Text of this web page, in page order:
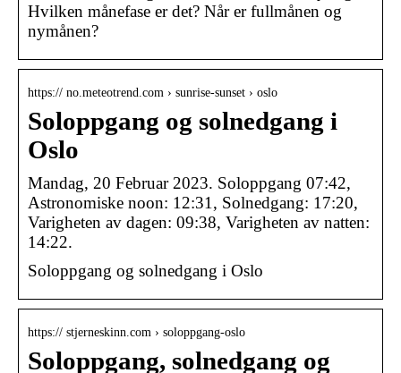
Hvilken månefase er det? Når er fullmånen og
nymånen?
https:// no.meteotrend.com › sunrise-sunset › oslo
Soloppgang og solnedgang i
Oslo
Mandag, 20 Februar 2023. Soloppgang 07:42,
Astronomiske noon: 12:31, Solnedgang: 17:20,
Varigheten av dagen: 09:38, Varigheten av natten:
14:22.
Soloppgang og solnedgang i Oslo
https:// stjerneskinn.com › soloppgang-oslo
Soloppgang, solnedgang og